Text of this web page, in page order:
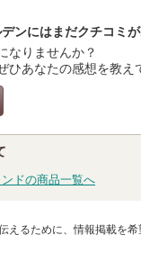
ンにはまだクチコミが
なりませんか？
ひあなたの感想を教え
ドの商品一覧へ
えるために、情報掲載を